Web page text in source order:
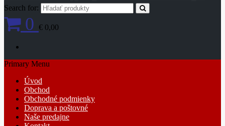
Search for:
0 € 0,00
Primary Menu
Úvod
Obchod
Obchodné podmienky
Doprava a poštovné
Naše predajne